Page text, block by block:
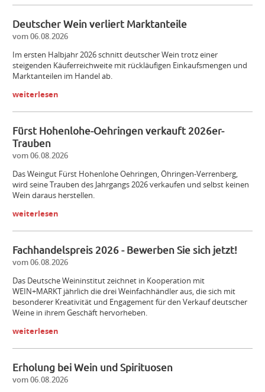
Deutscher Wein verliert Marktanteile
vom 06.08.2026
Im ersten Halbjahr 2026 schnitt deutscher Wein trotz einer
steigenden Käuferreichweite mit rückläufigen Einkaufsmengen und
Marktanteilen im Handel ab.
weiterlesen
Fürst Hohenlohe-Oehringen verkauft 2026er-
Trauben
vom 06.08.2026
Das Weingut Fürst Hohenlohe Oehringen, Öhringen-­Verrenberg,
wird seine Trauben des Jahrgangs 2026 verkaufen und selbst keinen
Wein daraus herstellen.
weiterlesen
Fachhandelspreis 2026 - Bewerben Sie sich jetzt!
vom 06.08.2026
Das Deutsche Weininstitut zeichnet in Kooperation mit
WEIN+MARKT jährlich die drei Weinfachhändler aus, die sich mit
besonderer Kreativität und Engagement für den Verkauf deutscher
Weine in ihrem Geschäft hervorheben.
weiterlesen
Erholung bei Wein und Spirituosen
vom 06.08.2026